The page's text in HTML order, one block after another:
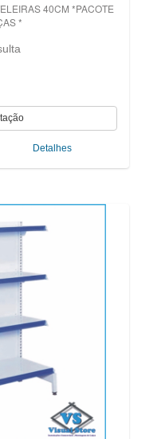
40CM *PACOTE
*
Detalhes